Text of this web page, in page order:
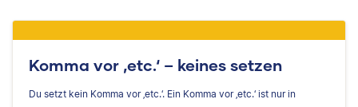
Komma vor ‚etc.‘ – keines setzen
Du setzt kein Komma vor ‚etc.‘. Ein Komma vor ‚etc.‘ ist nur in